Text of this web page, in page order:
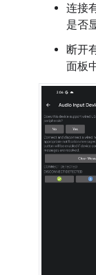
连接
是否
断开
面板